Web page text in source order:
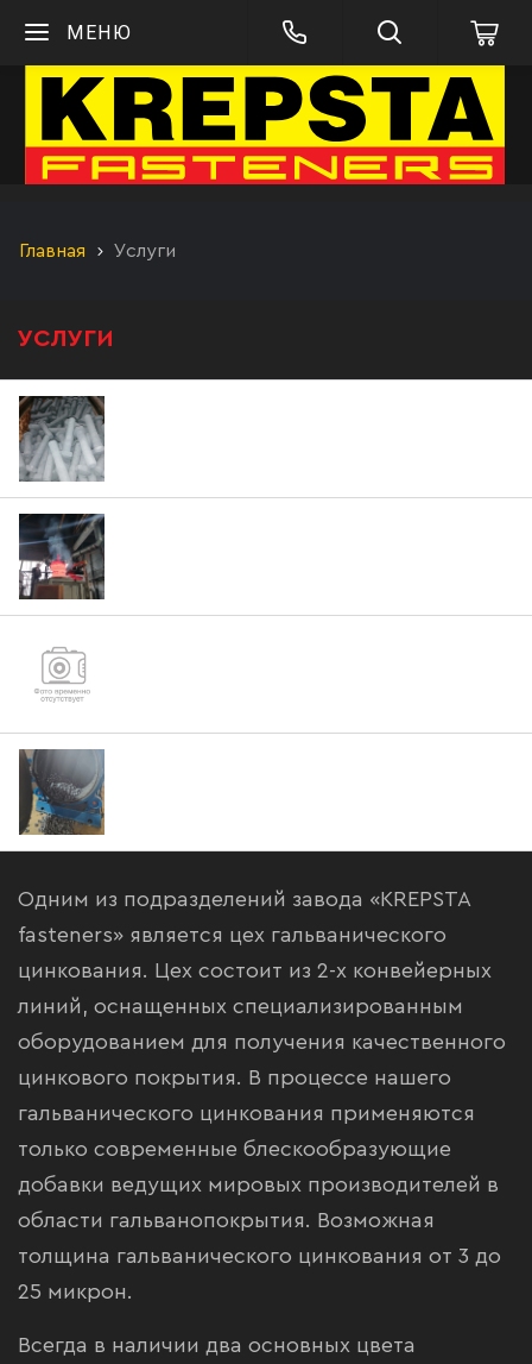
МЕНЮ
Главная Услуги
УСЛУГИ
Одним из подразделений завода «KREPSTA
fasteners» является цех гальванического
цинкования. Цех состоит из 2-х конвейерных
линий, оснащенных специализированным
оборудованием для получения качественного
цинкового покрытия. В процессе нашего
гальванического цинкования применяются
только современные блескообразующие
добавки ведущих мировых производителей в
области гальванопокрытия. Возможная
толщина гальванического цинкования от 3 до
25 микрон.
Всегда в наличии два основных цвета